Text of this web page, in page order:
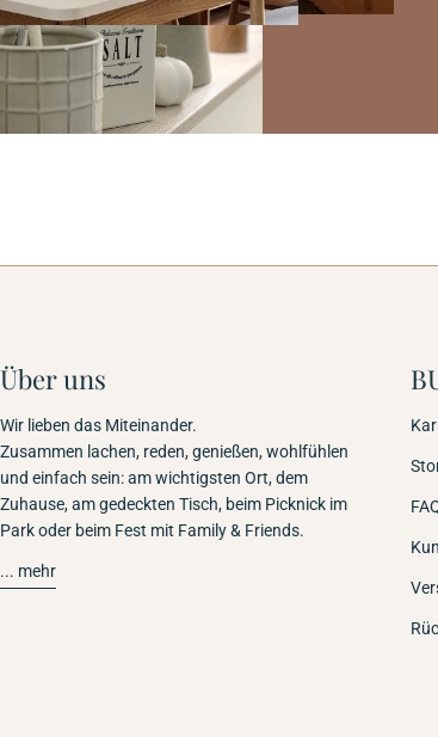
Über uns
Wir lieben das Miteinander.
Zusammen lachen, reden, genießen, wohlfühlen
und einfach sein: am wichtigsten Ort, dem
Zuhause, am gedeckten Tisch, beim Picknick im
Park oder beim Fest mit Family & Friends.
... mehr